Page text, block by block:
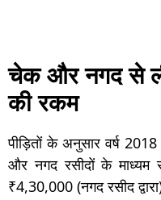
चेक और नगद से
की रकम
पीड़ितों के अनुसार वर्ष
और नगद रसीदों के
₹4,30,000 (नगद रसीद